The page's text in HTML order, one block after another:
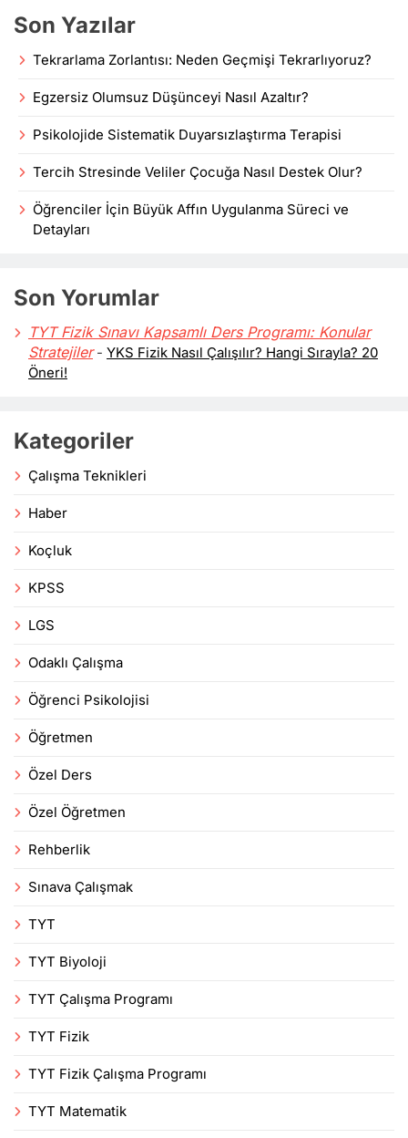
Son Yazılar
Tekrarlama Zorlantısı: Neden Geçmişi Tekrarlıyoruz?
Egzersiz Olumsuz Düşünceyi Nasıl Azaltır?
Psikolojide Sistematik Duyarsızlaştırma Terapisi
Tercih Stresinde Veliler Çocuğa Nasıl Destek Olur?
Öğrenciler İçin Büyük Affın Uygulanma Süreci ve
Detayları
Son Yorumlar
TYT Fizik Sınavı Kapsamlı Ders Programı: Konular
Stratejiler- YKS Fizik Nasıl Çalışılır? Hangi Sırayla? 20
Öneri!
Kategoriler
Çalışma Teknikleri
Haber
Koçluk
KPSS
LGS
Odaklı Çalışma
Öğrenci Psikolojisi
Öğretmen
Özel Ders
Özel Öğretmen
Rehberlik
Sınava Çalışmak
TYT
TYT Biyoloji
TYT Çalışma Programı
TYT Fizik
TYT Fizik Çalışma Programı
TYT Matematik